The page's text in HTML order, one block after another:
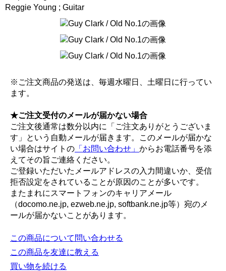
Reggie Young ; Guitar
※ご注文商品の発送は、毎週水曜日、土曜日に行ってい
ます。
★ご注文受付のメールが届かない場合
ご注文後通常は数分以内に「ご注文ありがとうございま
す」という自動メールが届きます。このメールが届かな
い場合はサイトの 「お問い合わせ」 からお電話番号を添
えてその旨ご連絡ください。
ご登録いただいたメールアドレスの入力間違いか、受信
拒否設定をされていることが原因のことが多いです。
またまれにスマートフォンのキャリアメール
（docomo.ne.jp, ezweb.ne.jp, softbank.ne.jp等）宛のメ
ールが届かないことがあります。
この商品について問い合わせる
この商品を友達に教える
買い物を続ける